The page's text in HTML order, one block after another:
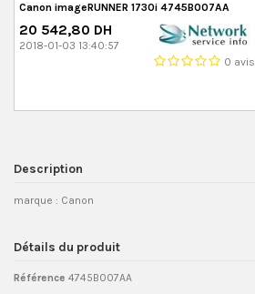
Canon imageRUNNER 1730i 4745B007AA
20 542,80 DH
2018-01-03 13:40:57
0 avis
Description
marque : Canon
Détails du produit
Référence 4745B007AA